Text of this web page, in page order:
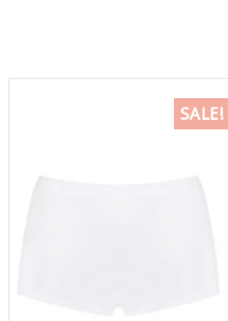
SALE!